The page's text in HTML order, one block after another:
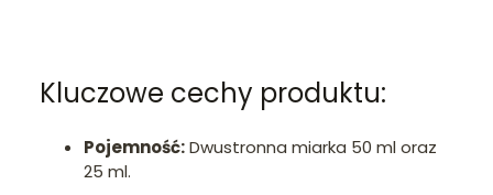
Kluczowe cechy produktu:
Pojemność:Dwustronna miarka 50 ml oraz
25 ml.